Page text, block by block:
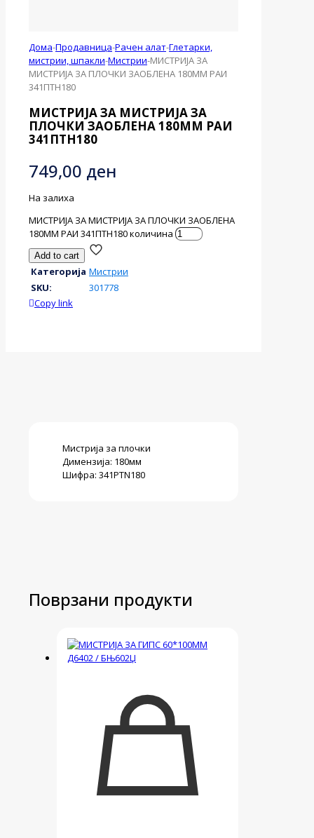
Дома-Продавница-Рачен алат-Глетарки,
мистрии, шпакли-Мистрии-МИСТРИЈА ЗА
МИСТРИЈА ЗА ПЛОЧКИ ЗАОБЛЕНА 180ММ РАИ
341ПТН180
МИСТРИЈА ЗА МИСТРИЈА ЗА
ПЛОЧКИ ЗАОБЛЕНА 180ММ РАИ
341ПТН180
749,00 ден
На залиха
МИСТРИЈА ЗА МИСТРИЈА ЗА ПЛОЧКИ ЗАОБЛЕНА
180ММ РАИ 341ПТН180 количина
Add to cart
Категорија Мистрии
SKU:
301778
Copy link
Мистрија за плочки
Димензија: 180мм
Шифра: 341PTN180
Поврзани продукти